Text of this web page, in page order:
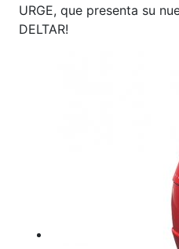
URGE, que presenta su
DELTAR!